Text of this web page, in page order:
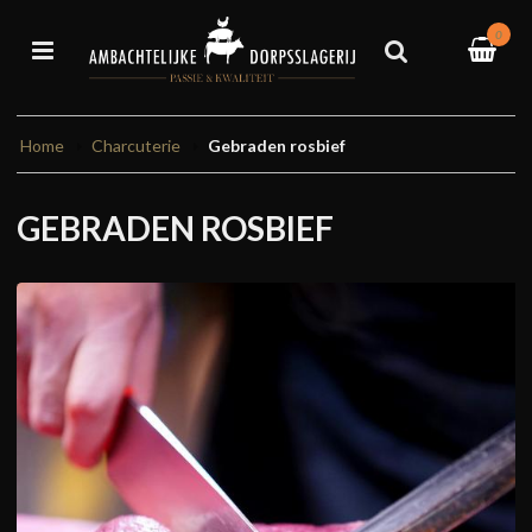
0
Home Charcuterie Gebraden rosbief
GEBRADEN ROSBIEF